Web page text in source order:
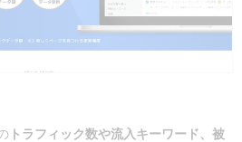
トラフィック数や流入キーワード、被